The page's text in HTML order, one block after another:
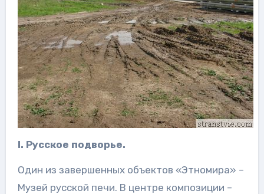
I. Русское подворье.
Один из завершенных объектов «Этномира» –
Музей русской печи. В центре композиции –